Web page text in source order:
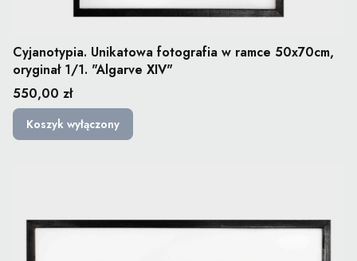
Cyjanotypia. Unikatowa fotografia w ramce 50x70cm,
oryginał 1/1. "Algarve XIV"
Cena
550,00 zł
Koszyk wyłączony